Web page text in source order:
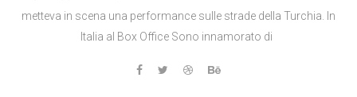
metteva in scena una performance sulle strade della Turchia. In
Italia al Box Office Sono innamorato di